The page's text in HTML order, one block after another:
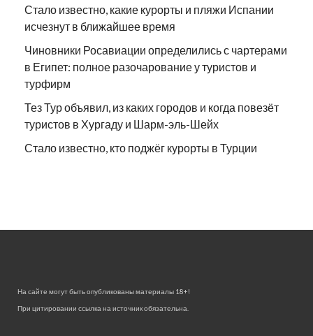
Стало известно, какие курорты и пляжи Испании
исчезнут в ближайшее время
Чиновники Росавиации определились с чартерами
в Египет: полное разочарование у туристов и
турфирм
Тез Тур объявил, из каких городов и когда повезёт
туристов в Хургаду и Шарм-эль-Шейх
Стало известно, кто поджёг курорты в Турции
На сайте могут быть опубликованы материалы 18+!
При цитировании ссылка на источник обязательна.